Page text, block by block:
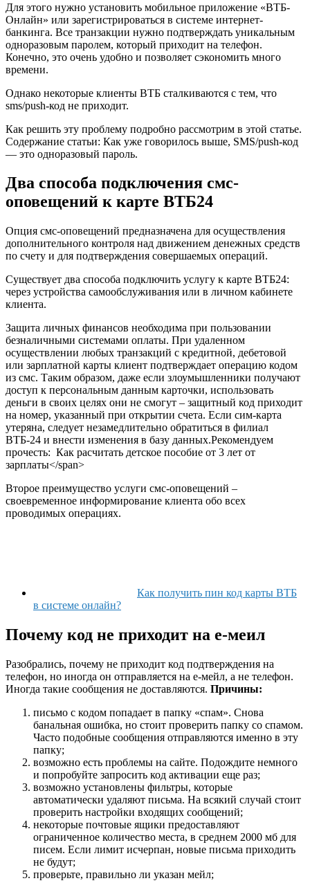
Для этого нужно установить мобильное приложение «ВТБ-
Онлайн» или зарегистрироваться в системе интернет-
банкинга. Все транзакции нужно подтверждать уникальным
одноразовым паролем, который приходит на телефон.
Конечно, это очень удобно и позволяет сэкономить много
времени.
Однако некоторые клиенты ВТБ сталкиваются с тем, что
sms/push-код не приходит.
Как решить эту проблему подробно рассмотрим в этой статье.
Содержание статьи: Как уже говорилось выше, SMS/push-код
— это одноразовый пароль.
Два способа подключения смс-
оповещений к карте ВТБ24
Опция смс-оповещений предназначена для осуществления
дополнительного контроля над движением денежных средств
по счету и для подтверждения совершаемых операций.
Существует два способа подключить услугу к карте ВТБ24:
через устройства самообслуживания или в личном кабинете
клиента.
Защита личных финансов необходима при пользовании
безналичными системами оплаты. При удаленном
осуществлении любых транзакций с кредитной, дебетовой
или зарплатной карты клиент подтверждает операцию кодом
из смс. Таким образом, даже если злоумышленники получают
доступ к персональным данным карточки, использовать
деньги в своих целях они не смогут – защитный код приходит
на номер, указанный при открытии счета. Если сим-карта
утеряна, следует незамедлительно обратиться в филиал
ВТБ-24 и внести изменения в базу данных.Рекомендуем
прочесть: Как расчитать детское пособие от 3 лет от
зарплаты</span>
Второе преимущество услуги смс-оповещений –
своевременное информирование клиента обо всех
проводимых операциях.
Как получить пин код карты ВТБ
в системе онлайн?
Почему код не приходит на е-меил
Разобрались, почему не приходит код подтверждения на
телефон, но иногда он отправляется на е-мейл, а не телефон.
Иногда такие сообщения не доставляются. Причины:
письмо с кодом попадает в папку «спам». Снова
банальная ошибка, но стоит проверить папку со спамом.
Часто подобные сообщения отправляются именно в эту
папку;
возможно есть проблемы на сайте. Подождите немного
и попробуйте запросить код активации еще раз;
возможно установлены фильтры, которые
автоматически удаляют письма. На всякий случай стоит
проверить настройки входящих сообщений;
некоторые почтовые ящики предоставляют
ограниченное количество места, в среднем 2000 мб для
писем. Если лимит исчерпан, новые письма приходить
не будут;
проверьте, правильно ли указан мейл;